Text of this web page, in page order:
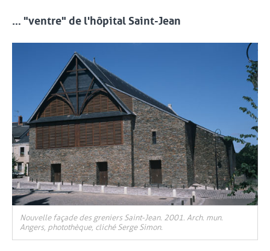
… "ventre" de l'hôpital Saint-Jean
Nouvelle façade des greniers Saint-Jean. 2001. Arch. mun.
Angers, photothèque, cliché Serge Simon.